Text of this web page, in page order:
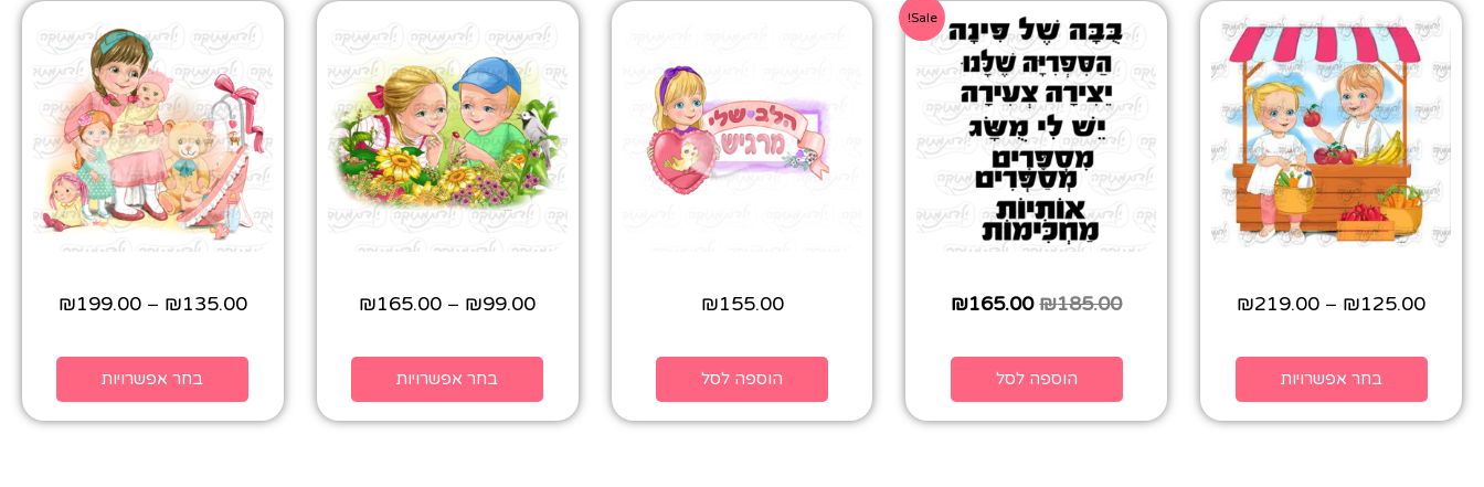
₪125.00
–
₪219.00
בחר אפשרויות
Sale!
₪185.00
₪165.00
הוספה לסל
₪155.00
הוספה לסל
₪99.00
–
₪165.00
בחר אפשרויות
₪135.00
–
₪199.00
בחר אפשרויות